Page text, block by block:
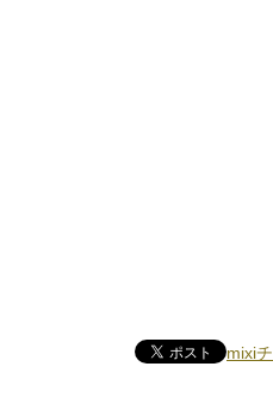
mixi